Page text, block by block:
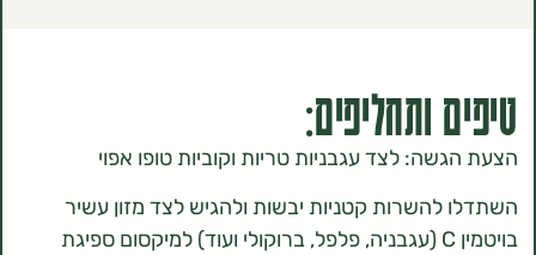
ותחליפים:
לצד עגבניות טריות וקוביות טופו אפוי
קטניות יבשות ולהגיש לצד מזון עשיר
בויטמין C (עגבניה, פלפל, ברוקולי ועוד) למיקסום ספיגת